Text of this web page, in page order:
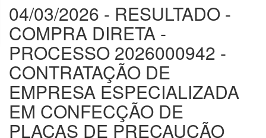
04/03/2026 - RESULTADO -
COMPRA DIRETA -
PROCESSO 2026000942 -
CONTRATAÇÃO DE
EMPRESA ESPECIALIZADA
EM CONFECÇÃO DE
PLACAS DE PRECAUÇÃO